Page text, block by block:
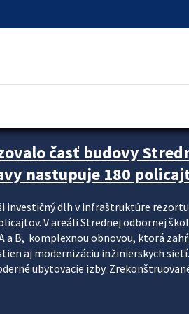
časť budovy
nastupuje 180
dlh v infraštruktúre rezortu
V areáli Strednej odbornej
a B, komplexnou obnovou, ktorá
aj modernizáciu inžinierskych
ubytovacie izby.